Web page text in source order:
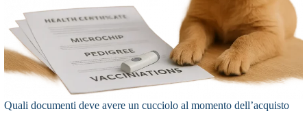
Quali documenti deve avere un cucciolo al momento dell’acquisto